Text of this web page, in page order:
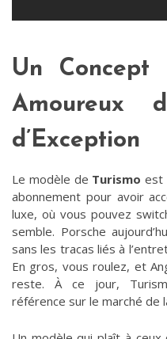
Un
Amoureux
d’Exception
Le modèle de Turismo est
abonnement pour avoir
luxe, où vous pouvez
semble. Porsche
sans les tracas liés à
En gros, vous roulez, et
reste. À ce jour,
référence sur le marché de